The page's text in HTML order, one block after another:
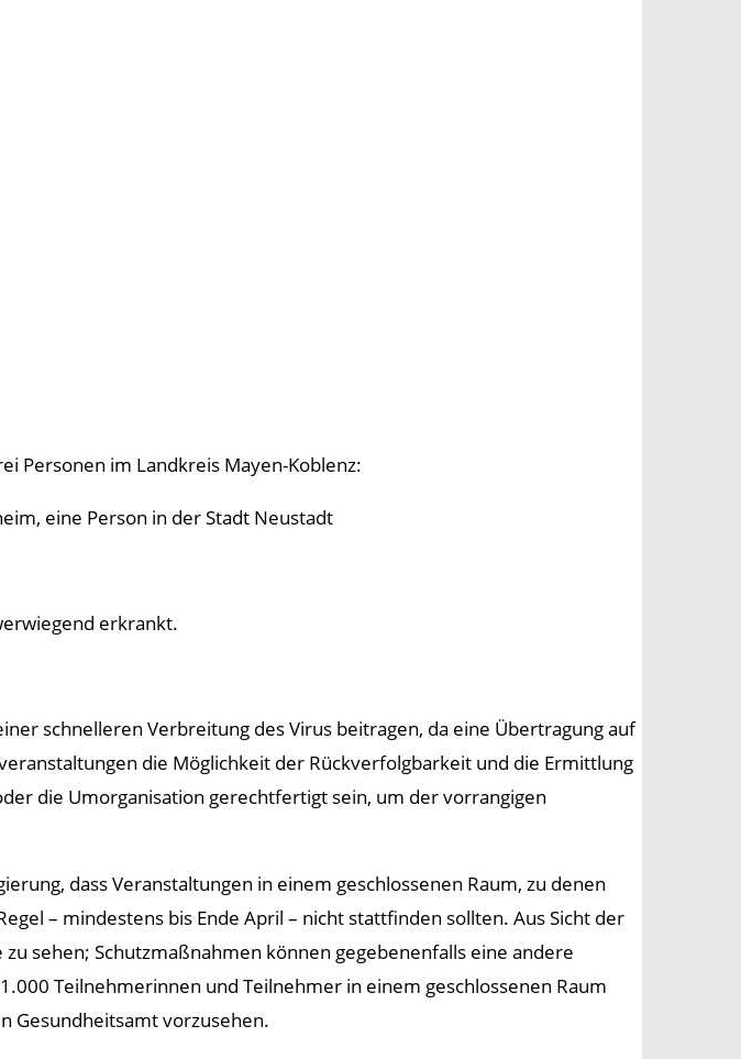
Personen im Landkreis Mayen-Koblenz:
eine Person in der Stadt Neustadt
erkrankt.
schnelleren Verbreitung des Virus beitragen, da eine Übertragung auf
die Möglichkeit der Rückverfolgbarkeit und die Ermittlung
die Umorganisation gerechtfertigt sein, um der vorrangigen
dass Veranstaltungen in einem geschlossenen Raum, zu denen
– mindestens bis Ende April – nicht stattfinden sollten. Aus Sicht der
sehen; Schutzmaßnahmen können gegebenenfalls eine andere
Teilnehmerinnen und Teilnehmer in einem geschlossenen Raum
Gesundheitsamt vorzusehen.